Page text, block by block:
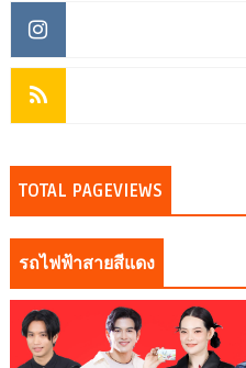
TOTAL PAGEVIEWS
รถไฟฟ้าสายสีแดง